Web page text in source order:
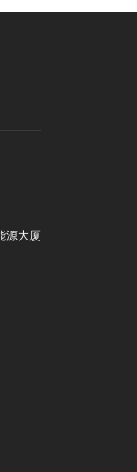
源大厦